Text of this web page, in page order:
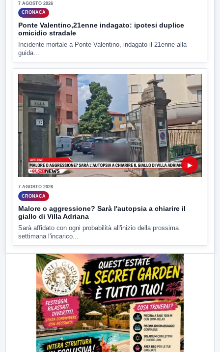
7 AGOSTO 2026
CRONACA
Ponte Valentino,21enne indagato: ipotesi duplice
omicidio stradale
Incidente mortale a Ponte Valentino, indagato il 21enne alla
guida...
▶
7 AGOSTO 2026
CRONACA
Malore o aggressione? Sarà l'autopsia a chiarire il
giallo di Villa Adriana
Sarà affidato con ogni probabilità all'inizio della prossima
settimana l'incarico...